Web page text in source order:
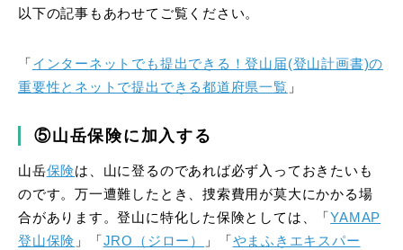
以下の記事もあわせてご覧ください。
「 インターネットでも提出できる！登山届(登山計画書)の
重要性とネットで提出できる都道府県一覧 」
⑤山岳保険に加入する
山岳保険は、山に登るのであれば必ず入っておきたいも
のです。万一遭難したとき、捜索費用が莫大にかかる場
合があります。登山に特化した保険としては、「YAMAP
登山保険 」「 JRO（ジロー） 」「 やまふきエキスパー